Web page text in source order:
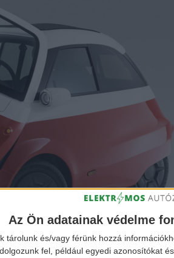
Az Ön adatainak védelme
tárolunk és/vagy férünk hozzá
fel, például egyedi azonosítókat